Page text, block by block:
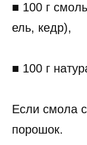
■ 100 г
ель, кедр),
■ 100 г
Если смола
порошок.